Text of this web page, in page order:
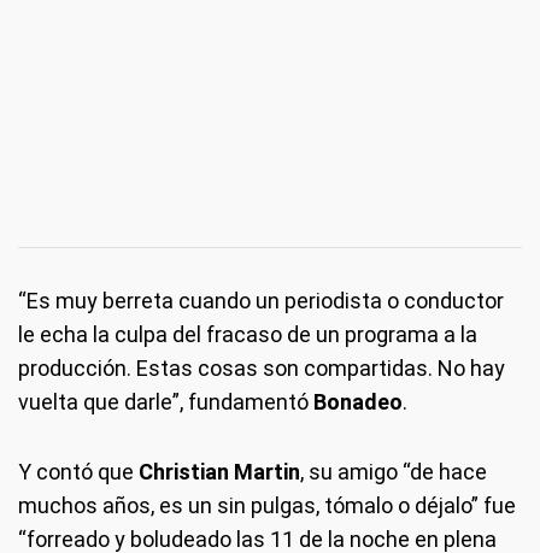
“Es muy berreta cuando un periodista o conductor
le echa la culpa del fracaso de un programa a la
producción. Estas cosas son compartidas. No hay
vuelta que darle”, fundamentó Bonadeo.
Y contó que Christian Martin, su amigo “de hace
muchos años, es un sin pulgas, tómalo o déjalo” fue
“forreado y boludeado las 11 de la noche en plena